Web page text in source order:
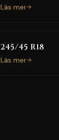
Läs mer
245/45 R18
Läs mer